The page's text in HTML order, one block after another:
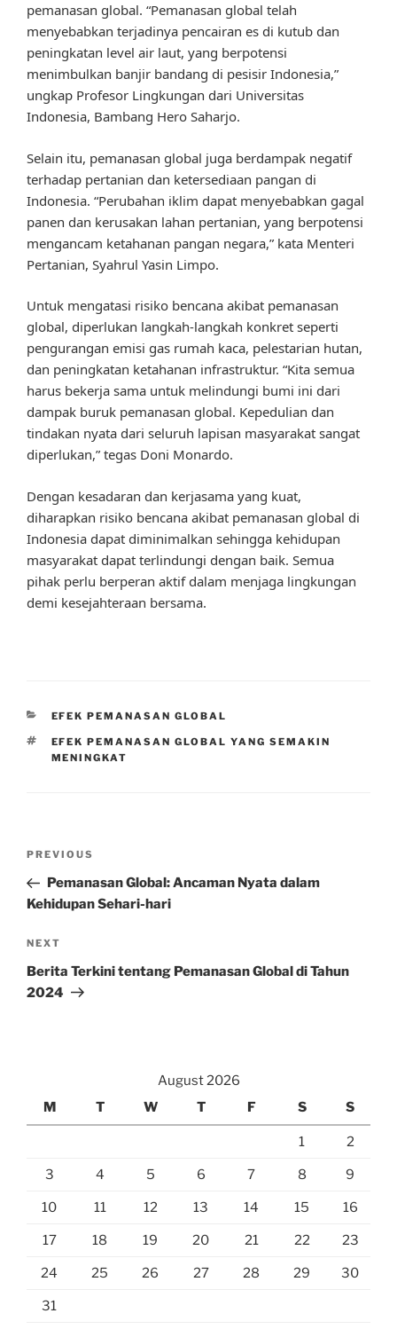
pemanasan global. “Pemanasan global telah
menyebabkan terjadinya pencairan es di kutub dan
peningkatan level air laut, yang berpotensi
menimbulkan banjir bandang di pesisir Indonesia,”
ungkap Profesor Lingkungan dari Universitas
Indonesia, Bambang Hero Saharjo.
Selain itu, pemanasan global juga berdampak negatif
terhadap pertanian dan ketersediaan pangan di
Indonesia. “Perubahan iklim dapat menyebabkan gagal
panen dan kerusakan lahan pertanian, yang berpotensi
mengancam ketahanan pangan negara,” kata Menteri
Pertanian, Syahrul Yasin Limpo.
Untuk mengatasi risiko bencana akibat pemanasan
global, diperlukan langkah-langkah konkret seperti
pengurangan emisi gas rumah kaca, pelestarian hutan,
dan peningkatan ketahanan infrastruktur. “Kita semua
harus bekerja sama untuk melindungi bumi ini dari
dampak buruk pemanasan global. Kepedulian dan
tindakan nyata dari seluruh lapisan masyarakat sangat
diperlukan,” tegas Doni Monardo.
Dengan kesadaran dan kerjasama yang kuat,
diharapkan risiko bencana akibat pemanasan global di
Indonesia dapat diminimalkan sehingga kehidupan
masyarakat dapat terlindungi dengan baik. Semua
pihak perlu berperan aktif dalam menjaga lingkungan
demi kesejahteraan bersama.
CATEGORIES
EFEK PEMANASAN GLOBAL
TAGS
EFEK PEMANASAN GLOBAL YANG SEMAKIN
MENINGKAT
Previous
Post
PREVIOUS
Pemanasan Global: Ancaman Nyata dalam
Kehidupan Sehari-hari
Next
Post
NEXT
Berita Terkini tentang Pemanasan Global di Tahun
2024
August 2026
M
T W T F S S
1 2
3 4 5 6 7 8 9
10 11 12 13 14 15 16
17 18 19 20 21 22 23
24 25 26 27 28 29 30
31